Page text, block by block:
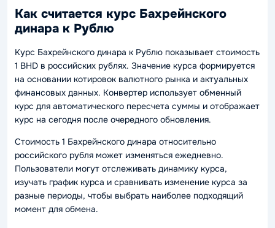
Как считается курс Бахрейнского
динара к Рублю
Курс Бахрейнского динара к Рублю показывает стоимость
1 BHD в российских рублях. Значение курса формируется
на основании котировок валютного рынка и актуальных
финансовых данных. Конвертер использует обменный
курс для автоматического пересчета суммы и отображает
курс на сегодня после очередного обновления.
Стоимость 1 Бахрейнского динара относительно
российского рубля может изменяться ежедневно.
Пользователи могут отслеживать динамику курса,
изучать график курса и сравнивать изменение курса за
разные периоды, чтобы выбрать наиболее подходящий
момент для обмена.